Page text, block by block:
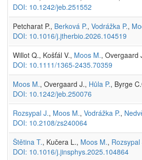
DOI: 10.1242/jeb.251552
Petcharat P., Berková P., Vodrážka P.,
DOI: 10.1016/j.jtherbio.2026.104519
Willot Q., Košťál V., Moos M., Overgaard
DOI: 10.1111/1365-2435.70359
Moos M., Overgaard J., Hůla P., Byrge
DOI: 10.1242/jeb.250076
Rozsypal J., Moos M., Vodrážka P.,
DOI: 10.2108/zs240064
Štětina T., Kučera L., Moos M., Rozsypal
DOI: 10.1016/j.jinsphys.2025.104864